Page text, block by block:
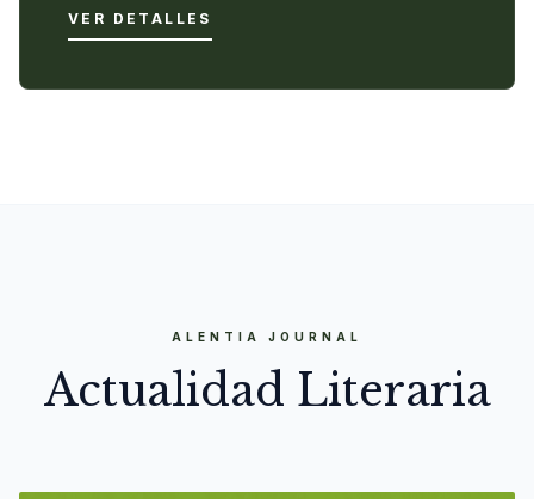
VER DETALLES
ALENTIA JOURNAL
Actualidad Literaria